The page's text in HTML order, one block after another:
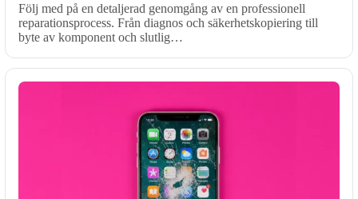
Följ med på en detaljerad genomgång av en professionell
reparationsprocess. Från diagnos och säkerhetskopiering till
byte av komponent och slutlig…